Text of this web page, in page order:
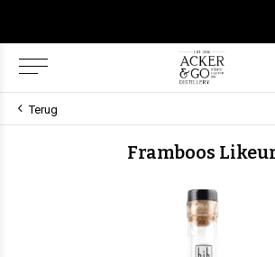
Terug
Framboos